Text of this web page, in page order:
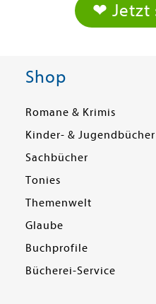
❤ Jetzt
Shop
Romane & Krimis
Kinder- & Jugendbücher
Sachbücher
Tonies
Themenwelt
Glaube
Buchprofile
Bücherei-Service